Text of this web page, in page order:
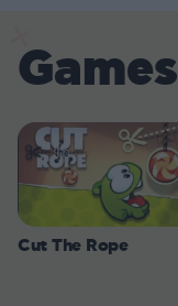
Games
Cut The Rope